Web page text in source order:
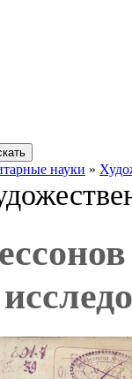
науки »